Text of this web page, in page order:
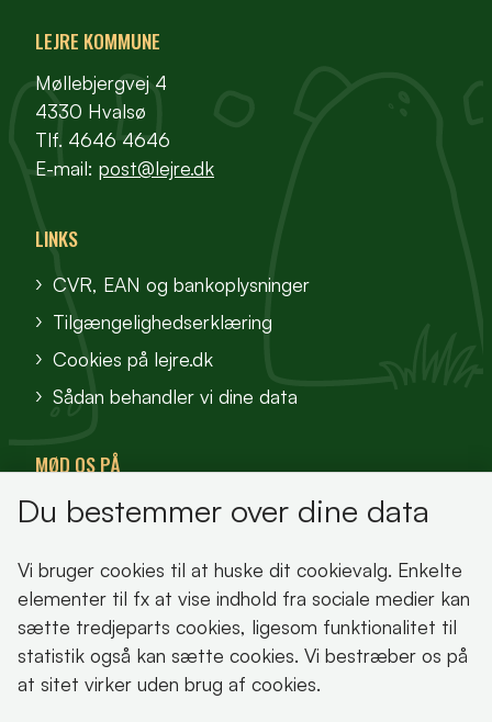
LEJRE KOMMUNE
Møllebjergvej 4
4330 Hvalsø
Tlf. 4646 4646
E-mail: post@lejre.dk
LINKS
CVR, EAN og bankoplysninger
Tilgængelighedserklæring
Cookies på lejre.dk
Sådan behandler vi dine data
MØD OS PÅ
VisitFjordlandet
Oplev Lejre
Du bestemmer over dine data
Vi bruger cookies til at huske dit cookievalg. Enkelte
elementer til fx at vise indhold fra sociale medier kan
sætte tredjeparts cookies, ligesom funktionalitet til
statistik også kan sætte cookies. Vi bestræber os på
at sitet virker uden brug af cookies.